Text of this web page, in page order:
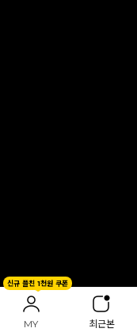
신규 플친 1천원 쿠폰
MY 최근본